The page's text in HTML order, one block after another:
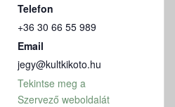
Telefon
+36 30 66 55 989
Email
jegy@kultkikoto.hu
Tekintse meg a
Szervező weboldalát